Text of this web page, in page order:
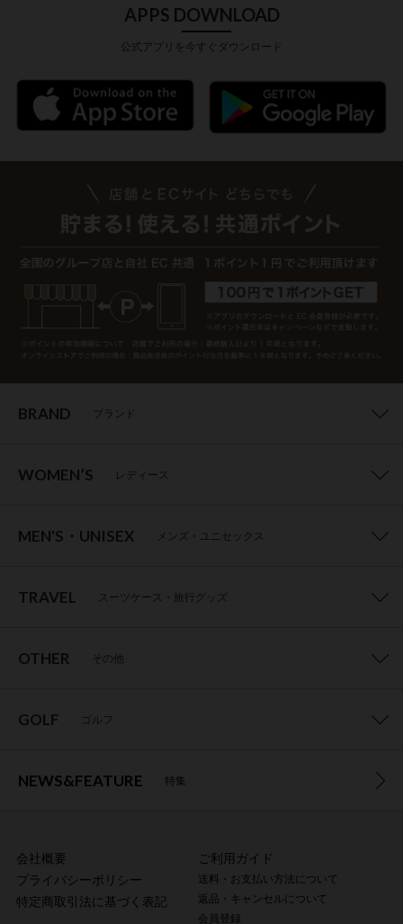
APPS DOWNLOAD
公式アプリを今すぐダウンロード
BRAND ブランド
WOMEN’S レディース
MEN'S・UNISEX メンズ・ユニセックス
TRAVEL スーツケース・旅行グッズ
OTHER その他
GOLF ゴルフ
NEWS&FEATURE 特集
会社概要
プライバシーポリシー
特定商取引法に基づく表記
ご利用ガイド
送料・お支払い方法について
返品・キャンセルについて
会員登録